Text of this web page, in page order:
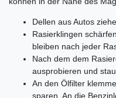
Dellen aus Autos
Rasierklingen
bleiben nach jeder
Nach dem dem
ausprobieren und
An den Ölfilter
sparen. An die